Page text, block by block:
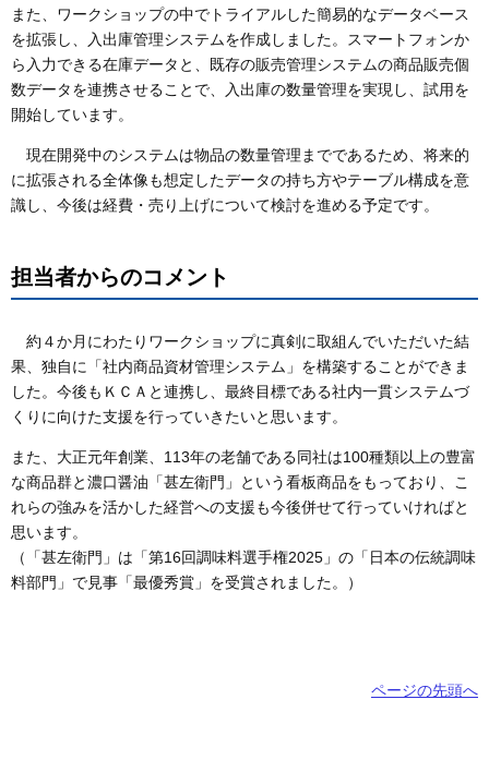
また、ワークショップの中でトライアルした簡易的なデータベース
を拡張し、入出庫管理システムを作成しました。スマートフォンか
ら入力できる在庫データと、既存の販売管理システムの商品販売個
数データを連携させることで、入出庫の数量管理を実現し、試用を
開始しています。
現在開発中のシステムは物品の数量管理までであるため、将来的
に拡張される全体像も想定したデータの持ち方やテーブル構成を意
識し、今後は経費・売り上げについて検討を進める予定です。
担当者からのコメント
約４か月にわたりワークショップに真剣に取組んでいただいた結
果、独自に「社内商品資材管理システム」を構築することができま
した。今後もＫＣＡと連携し、最終目標である社内一貫システムづ
くりに向けた支援を行っていきたいと思います。
また、大正元年創業、113年の老舗である同社は100種類以上の豊富
な商品群と濃口醤油「甚左衛門」という看板商品をもっており、こ
れらの強みを活かした経営への支援も今後併せて行っていければと
思います。
（「甚左衛門」は「第16回調味料選手権2025」の「日本の伝統調味
料部門」で見事「最優秀賞」を受賞されました。）
ページの先頭へ